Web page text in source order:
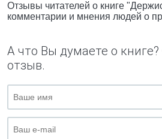
Отзывы читателей о книге
комментарии и мнения людей о
А что Вы думаете о
отзыв.